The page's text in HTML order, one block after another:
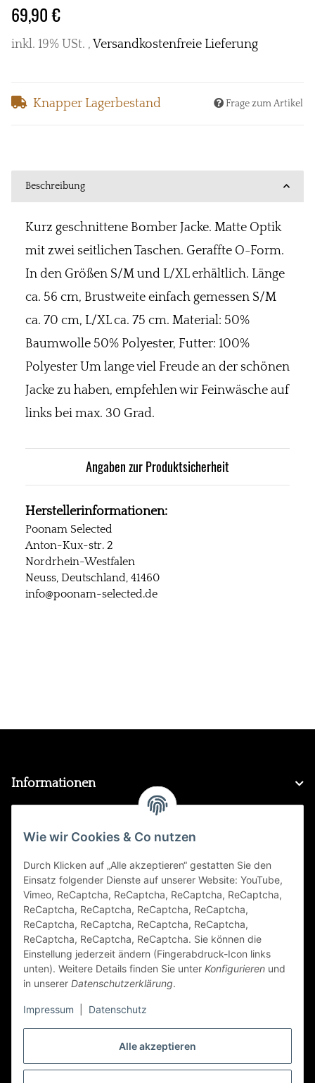
Alle akzeptieren
Wie wir Cookies & Co nutzen
Durch Klicken auf „Alle akzeptieren“ gestatten Sie den
Einsatz folgender Dienste auf unserer Website: YouTube,
Vimeo, ReCaptcha, ReCaptcha, ReCaptcha, ReCaptcha,
ReCaptcha, ReCaptcha, ReCaptcha, ReCaptcha,
ReCaptcha, ReCaptcha, ReCaptcha, ReCaptcha,
ReCaptcha, ReCaptcha, ReCaptcha. Sie können die
Einstellung jederzeit ändern (Fingerabdruck-Icon links
unten). Weitere Details finden Sie unter Konfigurieren und
in unserer Datenschutzerklärung.
Impressum Datenschutz
69,90 €
inkl. 19% USt. ,Versandkostenfreie Lieferung
Knapper Lagerbestand Frage zum Artikel
Beschreibung
Kurz geschnittene Bomber Jacke. Matte Optik
mit zwei seitlichen Taschen. Geraffte O-Form.
In den Größen S/M und L/XL erhältlich. Länge
ca. 56 cm, Brustweite einfach gemessen S/M
ca. 70 cm, L/XL ca. 75 cm. Material: 50%
Baumwolle 50% Polyester, Futter: 100%
Polyester Um lange viel Freude an der schönen
Jacke zu haben, empfehlen wir Feinwäsche auf
links bei max. 30 Grad.
Angaben zur Produktsicherheit
Herstellerinformationen:
Poonam Selected
Anton-Kux-str. 2
Nordrhein-Westfalen
Neuss, Deutschland, 41460
info@poonam-selected.de
Informationen
FAQ
Zahlungsarten
Folge Uns